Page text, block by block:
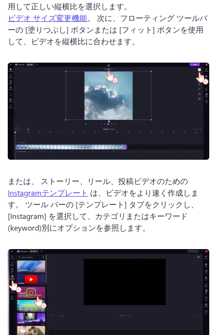
用して正しい縦横比を選択します。
ビデオ サイズ変更機能。 次に、フローティング ツールバ
ーの [塗りつぶし] ボタンまたは [フィット] ボタンを使用
して、ビデオを縦横比に合わせます。
または、 ストーリー、リール、投稿ビデオのための
Instagramテンプレート は、ビデオをより速く作成しま
す。 ツール バーの [テンプレート] タブをクリックし、
[Instagram] を選択して、カテゴリまたはキーワード
(keyword)別にオプションを参照します。